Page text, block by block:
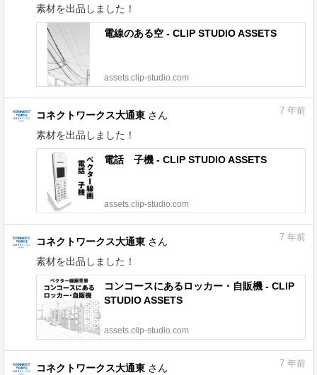
素材を出品しました！
電線のある空 - CLIP STUDIO ASSETS
assets.clip-studio.com
コネクトワークス大通東 さん
素材を出品しました！
7 年前
電話 子機 - CLIP STUDIO ASSETS
assets.clip-studio.com
コネクトワークス大通東 さん
素材を出品しました！
7 年前
コンコースにあるロッカー・自販機 - CLIP
STUDIO ASSETS
assets.clip-studio.com
コネクトワークス大通東 さん
7 年前